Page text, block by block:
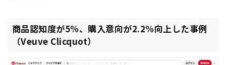
商品認知度が5%、購入意向が2.2%向上した事例
（Veuve Clicquot）